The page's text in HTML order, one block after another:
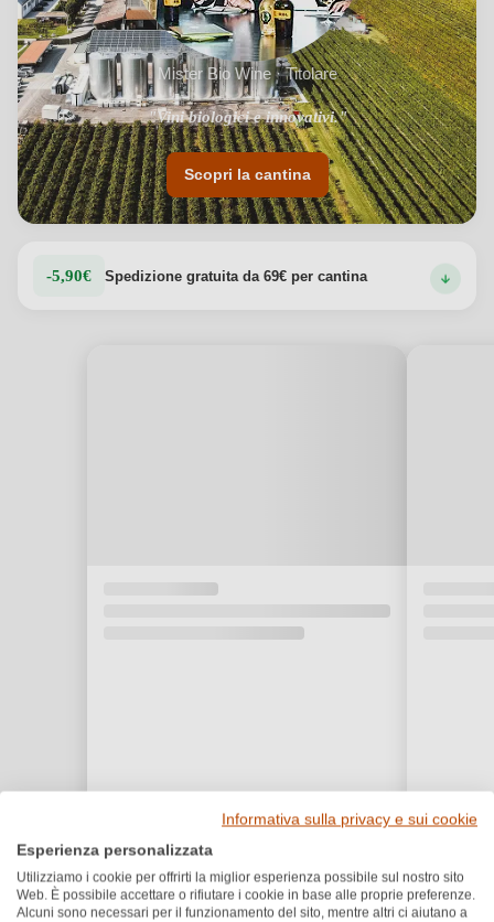
Mister Bio Wine · Titolare
"Vini biologici e innovativi."
"Tecnologie IoT per preservare la salute dei vigneti."
Scopri la cantina
-5,90€ Spedizione gratuita da 69€ per cantina
Premi e riconoscimenti
Informativa sulla privacy e sui cookie
Esperienza personalizzata
Utilizziamo i cookie per offrirti la miglior esperienza possibile sul nostro sito
Web. È possibile accettare o rifiutare i cookie in base alle proprie preferenze.
Alcuni sono necessari per il funzionamento del sito, mentre altri ci aiutano a